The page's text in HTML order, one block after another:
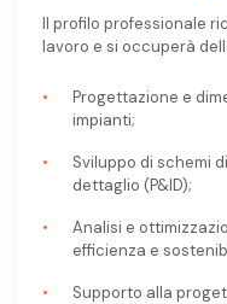
Il profilo professionale
lavoro e si occuperà
Progettazione e
impianti;
Sviluppo di schemi
dettaglio (P&ID);
Analisi e
efficienza e
Supporto alla